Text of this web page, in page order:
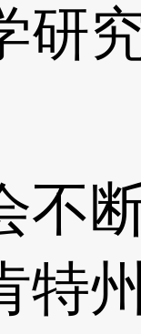
研
断
特